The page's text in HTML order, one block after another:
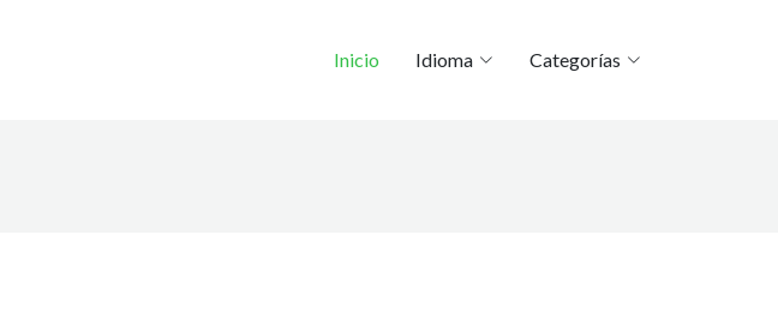
Inicio Idioma Categorías